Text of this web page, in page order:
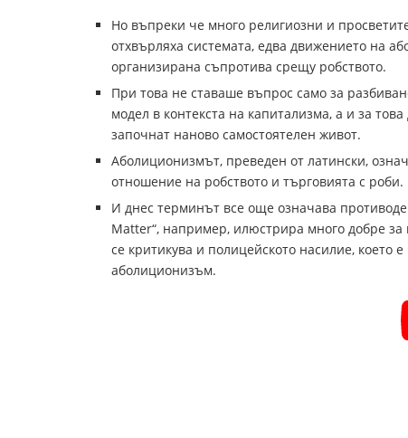
Но въпреки че много религиозни и
отхвърляха системата, едва движението на
организирана съпротива срещу робството.
При това не ставаше въпрос само за
модел в контекста на капитализма, а и за
започнат наново самостоятелен живот.
Аболиционизмът, преведен от латински,
отношение на робството и търговията с роби.
И днес терминът все още означава
Matter“, например, илюстрира много добре за
се критикува и полицейското насилие,
аболиционизъм.